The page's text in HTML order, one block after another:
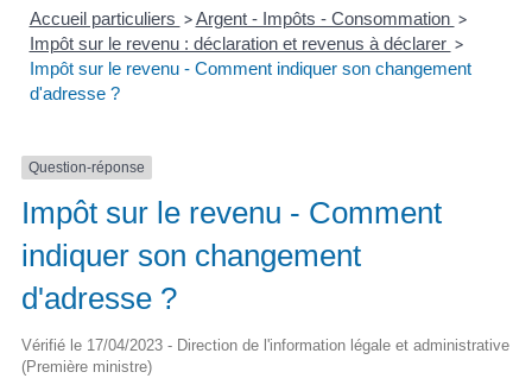
Accueil particuliers > Argent - Impôts - Consommation >
Impôt sur le revenu : déclaration et revenus à déclarer >
Impôt sur le revenu - Comment indiquer son changement
d'adresse ?
Question-réponse
Impôt sur le revenu - Comment
indiquer son changement
d'adresse ?
Vérifié le 17/04/2023 - Direction de l'information légale et administrative
(Première ministre)